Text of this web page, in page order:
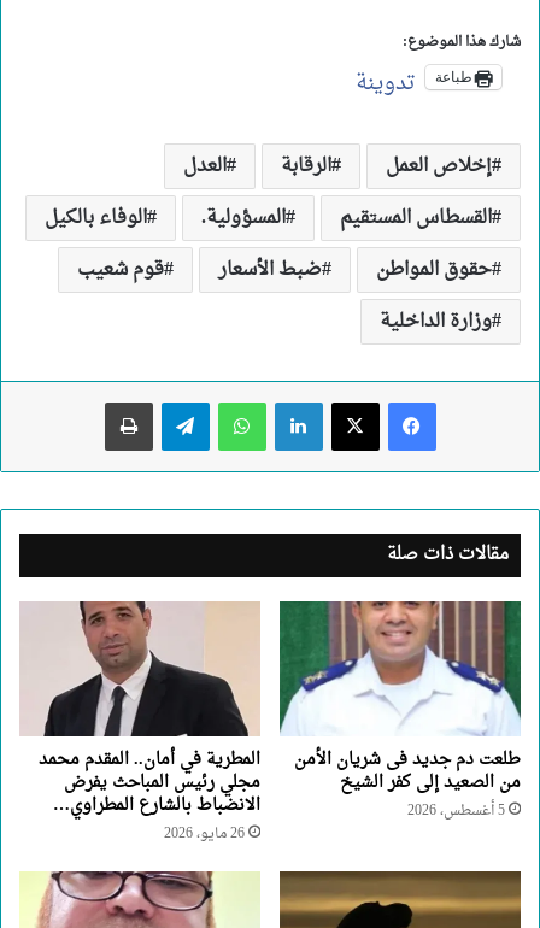
شارك هذا الموضوع:
طباعة تدوينة
إخلاص العمل الرقابة
العدل
القسطاس المستقيم
المسؤولية.
الوفاء بالكيل
حقوق المواطن
ضبط الأسعار
قوم شعيب
وزارة الداخلية
لينكدإن واتساب تيلقرام طباعة
مقالات ذات صلة
طلعت دم جديد فى شريان الأمن
من الصعيد إلى كفر الشيخ
5 أغسطس، 2026
المطرية في أمان.. المقدم محمد
مجلي رئيس المباحث يفرض
الانضباط بالشارع المطراوي…
26 مايو، 2026